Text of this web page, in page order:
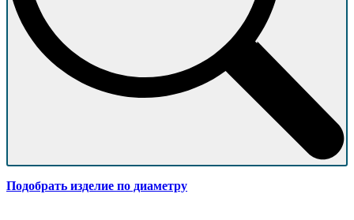
Подобрать изделие по диаметру